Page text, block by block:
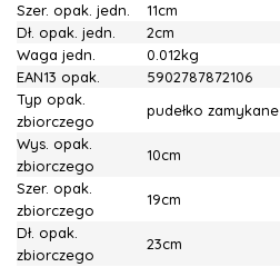
Szer. opak. jedn.
11cm
Dł. opak. jedn.
2cm
Waga jedn.
0.012kg
EAN13 opak.
5902787872106
Typ opak.
zbiorczego
pudełko zamykane
Wys. opak.
zbiorczego
10cm
Szer. opak.
zbiorczego
19cm
Dł. opak.
zbiorczego
23cm